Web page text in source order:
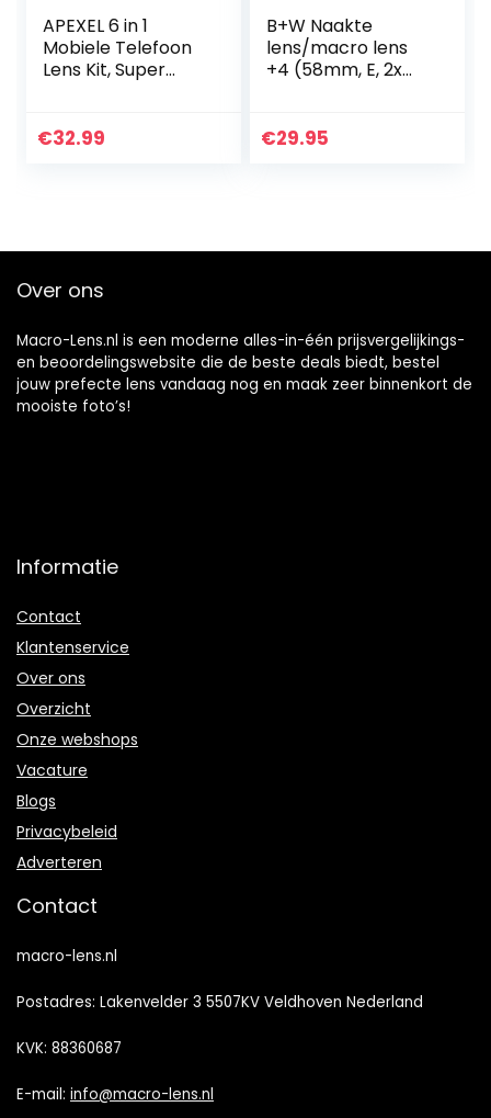
APEXEL 6 in 1
Mobiele Telefoon
Lens Kit, Super
Lens + 25x Macro
€32.99
B+W Naakte
lens/macro lens
+4 (58mm, E, 2x
€29.95
Over ons
Macro-Lens.nl is een moderne alles-in-één prijsvergelijkings-
en beoordelingswebsite die de beste deals biedt, bestel
jouw prefecte lens vandaag nog en maak zeer binnenkort de
mooiste foto’s!
Informatie
Contact
Klantenservice
Over ons
Overzicht
Onze webshops
Vacature
Blogs
Privacybeleid
Adverteren
Contact
macro-lens.nl
Postadres: Lakenvelder 3 5507KV Veldhoven Nederland
KVK: 88360687
E-mail: info@macro-lens.nl